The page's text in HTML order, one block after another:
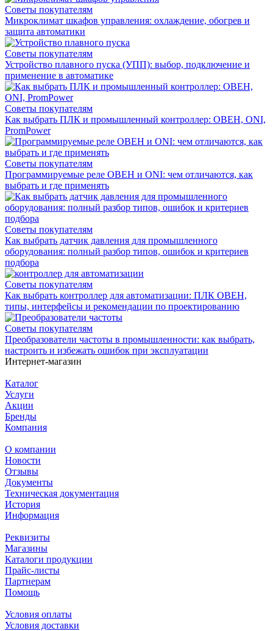
Советы покупателям
Микроклимат шкафов управления: охлаждение, обогрев и
защита автоматики
Советы покупателям
Устройство плавного пуска (УПП): выбор, подключение и
применение в автоматике
Советы покупателям
Как выбрать ПЛК и промышленный контроллер: ОВЕН, ONI,
PromPower
Советы покупателям
Программируемые реле ОВЕН и ONI: чем отличаются, как
выбрать и где применять
Советы покупателям
Как выбрать датчик давления для промышленного
оборудования: полный разбор типов, ошибок и критериев
подбора
Советы покупателям
Как выбрать контроллер для автоматизации: ПЛК ОВЕН,
типы, интерфейсы и рекомендации по проектированию
Советы покупателям
Преобразователи частоты в промышленности: как выбрать,
настроить и избежать ошибок при эксплуатации
Интернет-магазин
Каталог
Услуги
Акции
Бренды
Компания
О компании
Новости
Отзывы
Документы
Техническая документация
История
Информация
Реквизиты
Магазины
Каталоги продукции
Прайс-листы
Партнерам
Помощь
Условия оплаты
Условия доставки